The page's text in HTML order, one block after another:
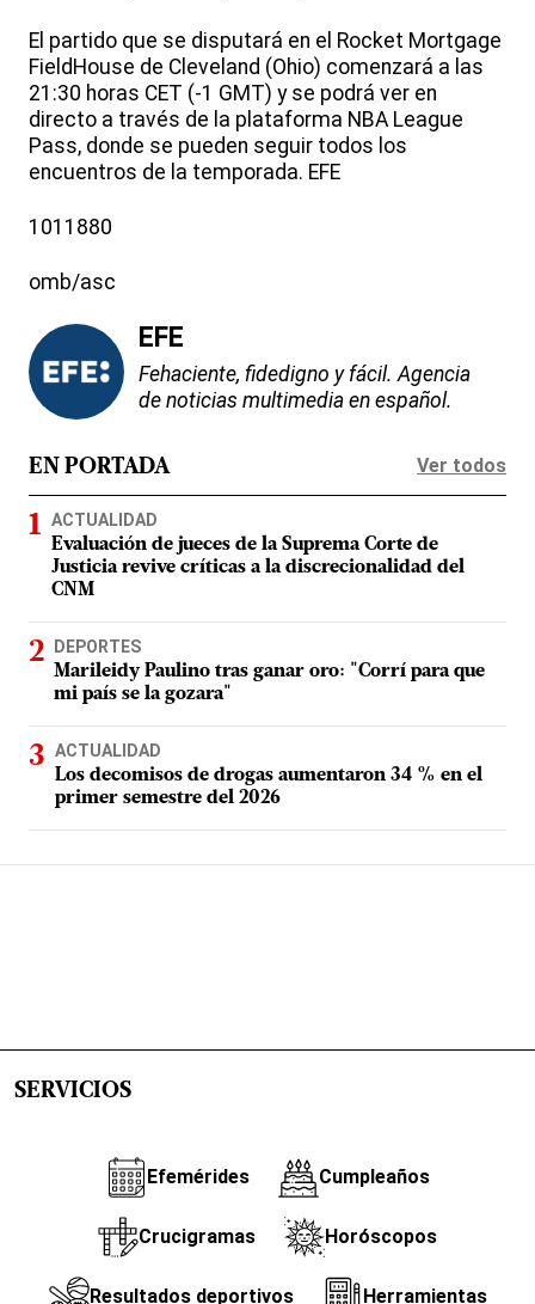
El partido que se disputará en el Rocket Mortgage
FieldHouse de Cleveland (Ohio) comenzará a las
21:30 horas CET (-1 GMT) y se podrá ver en
directo a través de la plataforma NBA League
Pass, donde se pueden seguir todos los
encuentros de la temporada. EFE
1011880
omb/asc
EFE
Fehaciente, fidedigno y fácil. Agencia
de noticias multimedia en español.
EN PORTADA Ver todos
ACTUALIDAD
Evaluación de jueces de la Suprema Corte de
Justicia revive críticas a la discrecionalidad del
CNM
DEPORTES
Marileidy Paulino tras ganar oro: "Corrí para que
mi país se la gozara"
ACTUALIDAD
Los decomisos de drogas aumentaron 34 % en el
primer semestre del 2026
SERVICIOS
Efemérides Cumpleaños
Crucigramas Horóscopos
Resultados deportivos Herramientas